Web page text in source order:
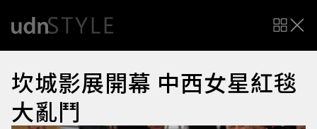
坎城影展開幕 中西女星紅毯
大亂鬥